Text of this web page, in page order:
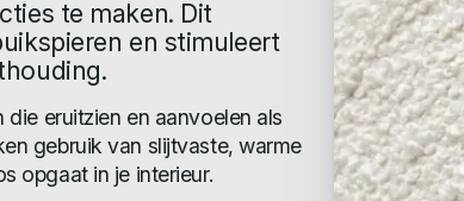
te maken. Dit
en stimuleert
eruitzien en aanvoelen als
gebruik van slijtvaste, warme
opgaat in je interieur.